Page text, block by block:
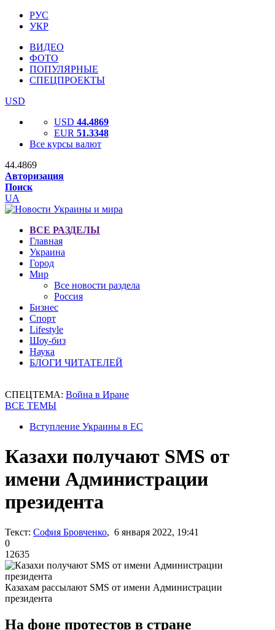
РУС
УКР
ВИДЕО
ФОТО
ПОПУЛЯРНЫЕ
СПЕЦПРОЕКТЫ
USD
USD 44.4869
EUR 51.3348
Все курсы валют
44.4869
Авторизация
Поиск
UA
ВСЕ РАЗДЕЛЫ
Главная
Украина
Город
Мир
Все новости раздела
Россия
Бизнес
Спорт
Lifestyle
Шоу-биз
Наука
БЛОГИ ЧИТАТЕЛЕЙ
СПЕЦТЕМА: Война в Иране
ВСЕ ТЕМЫ
Вступление Украины в ЕС
Казахи получают SMS от
имени Администрации
президента
Текст: София Бровченко, 6 января 2022, 19:41
0
12635
Казахам рассылают SMS от имени Администрации
президента
На фоне протестов в стране